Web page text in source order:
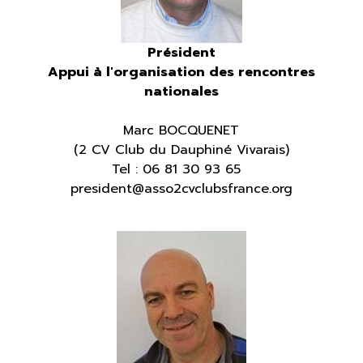
Président
Appui à l'organisation des rencontres
nationales
Marc BOCQUENET
(2 CV Club du Dauphiné Vivarais)
Tel : 06 81 30 93 65
president@asso2cvclubsfrance.org